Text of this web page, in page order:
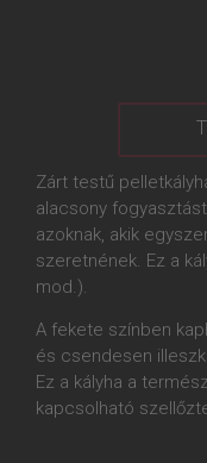
Zárt testű
alacsony
azoknak, akik
szeretnének. Ez a
mod.).
A fekete színben
és csendesen
Ez a kályha a
kapcsolható